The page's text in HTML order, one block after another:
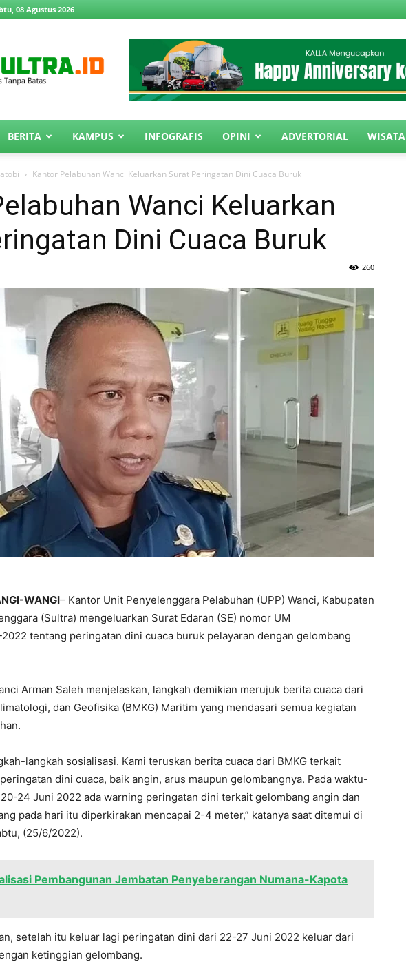
08 Agustus 2026
BERITA KAMPUS INFOGRAFIS OPINI ADVERTORIAL WISATA
Kantor Pelabuhan Wanci Keluarkan Surat Peringatan Dini Cuaca Buruk
Wanci Keluarkan
Dini Cuaca Buruk
260
WANGI– Kantor Unit Penyelenggara Pelabuhan (UPP) Wanci, Kabupaten
(Sultra) mengeluarkan Surat Edaran (SE) nomor UM
tentang peringatan dini cuaca buruk pelayaran dengan gelombang
Arman Saleh menjelaskan, langkah demikian merujuk berita cuaca dari
dan Geofisika (BMKG) Maritim yang mendasari semua kegiatan
langkah sosialisasi. Kami teruskan berita cuaca dari BMKG terkait
dini cuaca, baik angin, arus maupun gelombangnya. Pada waktu-
24 Juni 2022 ada warning peringatan dini terkait gelombang angin dan
pada hari itu diperkirakan mencapai 2-4 meter,” katanya saat ditemui di
(25/6/2022).
Pembangunan Jembatan Penyeberangan Numana-Kapota
setelah itu keluar lagi peringatan dini dari 22-27 Juni 2022 keluar dari
ketinggian gelombang.